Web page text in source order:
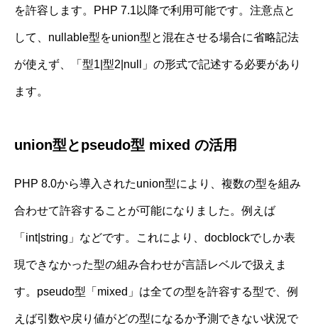
を許容します。PHP 7.1以降で利用可能です。注意点と
して、nullable型をunion型と混在させる場合に省略記法
が使えず、「型1|型2|null」の形式で記述する必要があり
ます。
union型とpseudo型 mixed の活用
PHP 8.0から導入されたunion型により、複数の型を組み
合わせて許容することが可能になりました。例えば
「int|string」などです。これにより、docblockでしか表
現できなかった型の組み合わせが言語レベルで扱えま
す。pseudo型「mixed」は全ての型を許容する型で、例
えば引数や戻り値がどの型になるか予測できない状況で